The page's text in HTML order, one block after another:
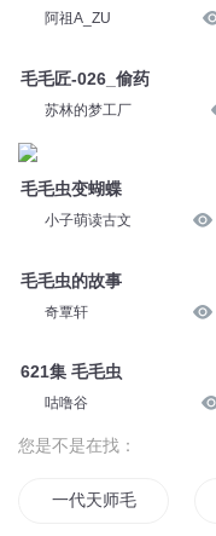
阿祖A_ZU
毛毛匠-026_偷药
苏林的梦工厂
毛毛虫变蝴蝶
小子萌读古文
毛毛虫的故事
奇覃轩
621集 毛毛虫
咕噜谷
您是不是在找：
一代天师毛小方